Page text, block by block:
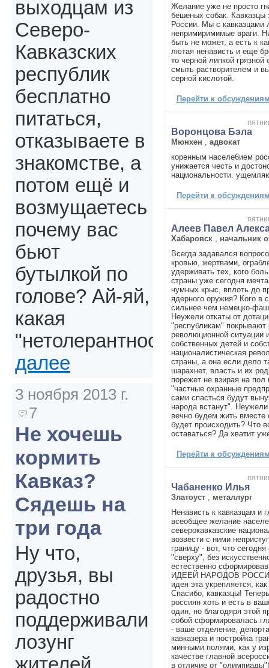
Желание уже не просто
бешеных собак. Кавказцы
России. Мы с кавказцами
непримиримимые враги.
быть не может, а есть к
лютая ненависть и еще
то черной липкой грязной
смыть растворителем и
серной кислотой.
Перейти к
Воронцова Бэла
Мюнхен
адвокат
коренным населе6ием
унижается честь и
нацмональности.
Перейти к
Алеев Павел
Хабаровск
начальник
Всегда задавался
кровью, жертвами,
удерживать тех, кого
страны уже сегодня
чумных крыс, вплоть до
ядерного оружия? Кого в
сильнее чем немецко-
Неужели откаты от
"республикам" покрывают
революционной ситуации
собственных детей и
националистическая
страны, а она если дело
шарахнет, власть и их
порежет не взирая на пол
"частные охранные
сами спасться будут
народа встанут".
вечно будем жить вместе
будет происходить? Что
оставаться? Да хватит
Перейти к
Чабаненко Илья
Златоуст
металлург
Ненависть к кавказцам и
всеобщее желание
северокавказские
возвести с ними
границу - вот, что
"сверху", без
естественно
ИДЕЕЙ НАРОДОВ
идея эта укрепляется,
Спасибо, кавказцы!
россиян хоть и есть в
один, но благодяря этой
собой сформировалась
- ваше отделение,
кавказера и постройка
минными полями, как у
качестве главной
в отличие от
выходцам из
Северо-
Кавказских
республик
бесплатно
питаться,
отказываете в
знакомстве, а
потом ещё и
возмущаетесь
почему вас
бьют
бутылкой по
голове? Ай-яй,
какая
"нетолерантность".
далее
3 ноября 2013 г.
7
Не хочешь
кормить
Кавказ?
Сядешь на
три года
Ну что,
друзья, вы
радостно
поддерживали
лозунг